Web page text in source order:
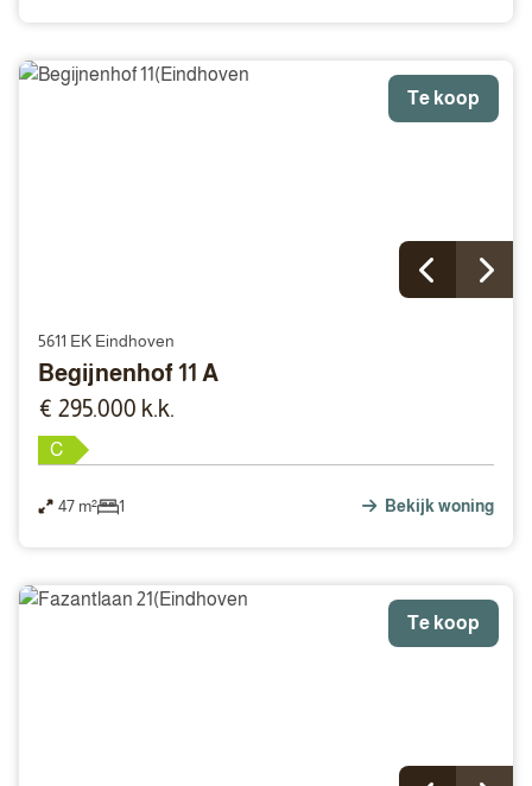
Te koop
5611 EK Eindhoven
Begijnenhof 11 A
€ 295.000 k.k.
C
47 m² 1 Bekijk woning
Te koop